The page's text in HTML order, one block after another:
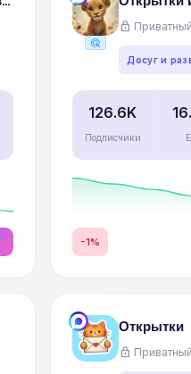
ads_click
lock
Досуг и
126.6K
Подписчики
-1%
Открытки
lock